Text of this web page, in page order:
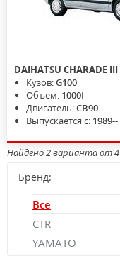
DAIHATSU CHARADE III
Кузов:G100
Объем: 1000I
Двигатель:CB90
Выпускается с: 1989--
Найдено 2 варианта от
Бренд:
Все
CTR
YAMATO